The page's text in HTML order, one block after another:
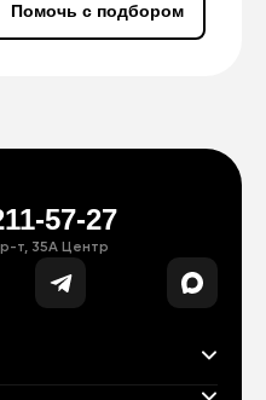
Помочь с подбором
57-27
т, 35А Центр